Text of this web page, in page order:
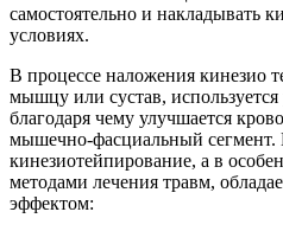
самостоятельно и накладывать
условиях.
В процессе наложения кинезио
мышцу или сустав,
благодаря чему улучшается
мышечно-фасциальный сегмент.
кинезиотейпирование, а в
методами лечения травм,
эффектом: